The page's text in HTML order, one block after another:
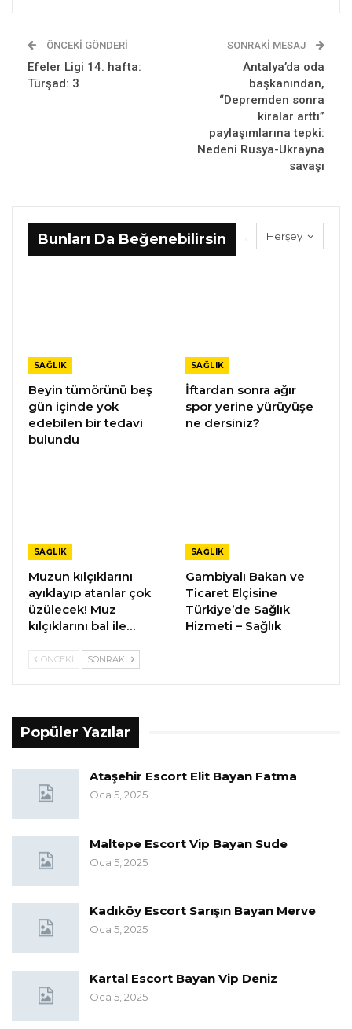
ÖNCEKI GÖNDERI
Efeler Ligi 14. hafta:
Türşad: 3
SONRAKI MESAJ
Antalya’da oda
başkanından,
“Depremden sonra
kiralar arttı”
paylaşımlarına tepki:
Nedeni Rusya-Ukrayna
savaşı
Herşey
Bunları Da Beğenebilirsin
SAĞLIK
Beyin tümörünü beş
gün içinde yok
edebilen bir tedavi
bulundu
SAĞLIK
İftardan sonra ağır
spor yerine yürüyüşe
ne dersiniz?
SAĞLIK
Muzun kılçıklarını
ayıklayıp atanlar çok
üzülecek! Muz
kılçıklarını bal ile…
SAĞLIK
Gambiyalı Bakan ve
Ticaret Elçisine
Türkiye’de Sağlık
Hizmeti – Sağlık
ÖNCEKI SONRAKI
Popüler Yazılar
Ataşehir Escort Elit Bayan Fatma
Oca 5, 2025
Maltepe Escort Vip Bayan Sude
Oca 5, 2025
Kadıköy Escort Sarışın Bayan Merve
Oca 5, 2025
Kartal Escort Bayan Vip Deniz
Oca 5, 2025